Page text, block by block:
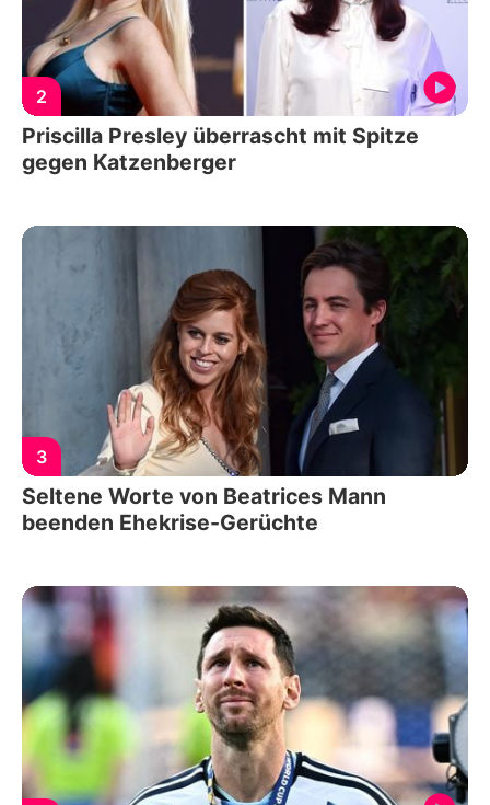
2
Priscilla Presley überrascht mit Spitze
gegen Katzenberger
3
Seltene Worte von Beatrices Mann
beenden Ehekrise-Gerüchte